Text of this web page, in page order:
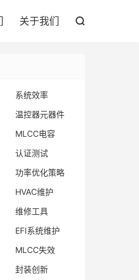
关于我们 
系统效率
温控器元器件
MLCC电容
认证测试
功率优化策略
HVAC维护
维修工具
EFI系统维护
MLCC失效
封装创新